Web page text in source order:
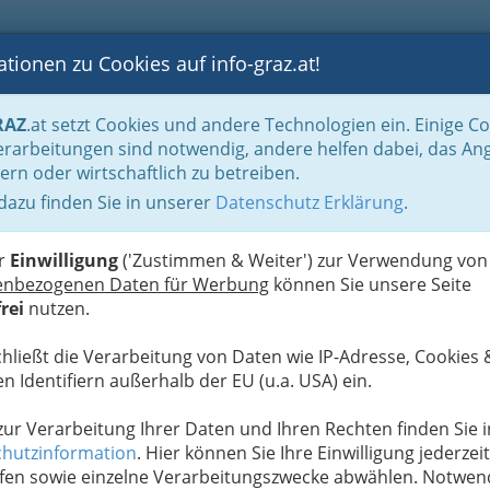
BLOGS FOTOS GASTRONOMIE BRANCHEN
zu Cookies auf info-graz.at!
.at setzt Cookies und andere Technologien ein. Einige
sind notwendig, andere helfen dabei, das
oder wirtschaftlich zu betreiben.
finden Sie in unserer Datenschutz Erklärung.
Einwilligung('Zustimmen & Weiter') zur Verwendung von
Daten für Werbung können Sie unsere Seite
nutzen.
die Verarbeitung von Daten wie IP-Adresse, Cookies
Identifiern außerhalb der EU (u.a. USA) ein.
Verarbeitung Ihrer Daten und Ihren Rechten finden Sie
. Hier können Sie Ihre Einwilligung jederzeit
sowie einzelne Verarbeitungszwecke abwählen.
Musik Bands - Tanz und Unterhaltung Rockmusik
was an der Rockmusik
Wir haben immer wieder mit
und zahllose Mütter in den
die sich Ende der 60er Jahre aus der